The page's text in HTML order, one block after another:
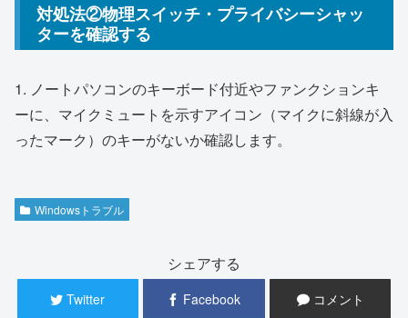
対処法②物理スイッチ・プライバシーシャッ
ターを確認する
1. ノートパソコンのキーボード付近やファンクションキ
ーに、マイクミュートを示すアイコン（マイクに斜線が入
ったマーク）のキーがないか確認します。
Windowsトラブル
シェアする
Twitter Facebook コメント